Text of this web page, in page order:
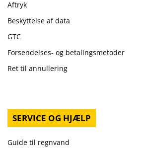
Aftryk
Beskyttelse af data
GTC
Forsendelses- og betalingsmetoder
Ret til annullering
SERVICE OG HJÆLP
Guide til regnvand